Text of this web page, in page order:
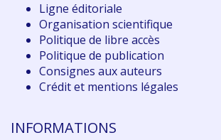
Ligne éditoriale
Organisation scientifique
Politique de libre accès
Politique de publication
Consignes aux auteurs
Crédit et mentions légales
INFORMATIONS